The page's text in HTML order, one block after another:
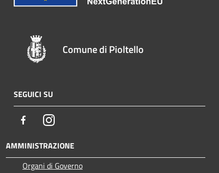
Comune di Pioltello
SEGUICI SU
FacebookInstagram
AMMINISTRAZIONE
Organi di Governo